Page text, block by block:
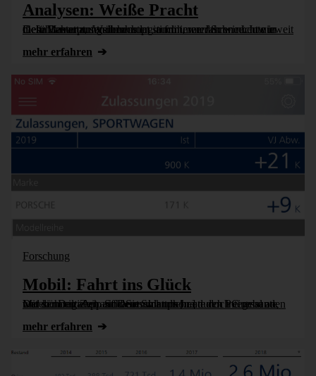
Analysen: Weiße Pracht
Gefühlt war zu Weihnachten in früheren Jahren nicht nur mehr Lametta, sondern es lag auch immer Schnee. Inwieweit diese Behauptung überhaupt stimmt, werden wir heute in DeltaMaster untersuchen.
mehr erfahren
Forschung
Mobil: Fahrt ins Glück
Mit der DeltaApp sind Sie nicht mehr an den PC gebunden und können auch auf dem Smartphone durch interessante Daten navigieren. Schauen wir uns heute doch einmal an, wer sich zur Zeit auf Deutschlands [...]
mehr erfahren